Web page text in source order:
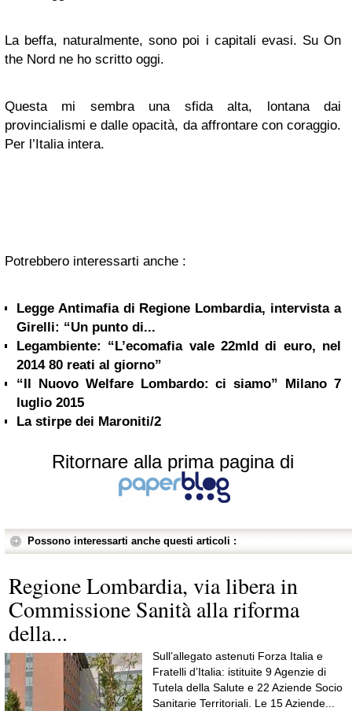
La beffa, naturalmente, sono poi i capitali evasi. Su On
the Nord ne ho scritto oggi.
Questa mi sembra una sfida alta, lontana dai
provincialismi e dalle opacità, da affrontare con coraggio.
Per l’Italia intera.
Potrebbero interessarti anche :
Legge Antimafia di Regione Lombardia, intervista a
Girelli: “Un punto di...
Legambiente: “L’ecomafia vale 22mld di euro, nel
2014 80 reati al giorno”
“Il Nuovo Welfare Lombardo: ci siamo” Milano 7
luglio 2015
La stirpe dei Maroniti/2
Ritornare alla prima pagina di
Possono interessarti anche questi articoli :
Regione Lombardia, via libera in
Commissione Sanità alla riforma
della...
Sull’allegato astenuti Forza Italia e
Fratelli d’Italia: istituite 9 Agenzie di
Tutela della Salute e 22 Aziende Socio
Sanitarie Territoriali. Le 15 Aziende...